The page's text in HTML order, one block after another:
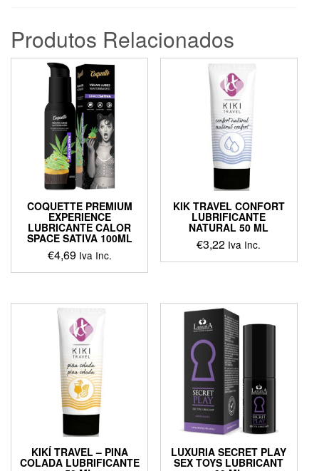
Produtos Relacionados
COQUETTE PREMIUM
EXPERIENCE
LUBRICANTE CALOR
SPACE SATIVA 100ML
€4,69 Iva Inc.
KIK TRAVEL CONFORT
LUBRIFICANTE
NATURAL 50 ML
€3,22 Iva Inc.
KIKÍ TRAVEL – PINA
COLADA LUBRIFICANTE
LUXURIA SECRET PLAY
SEX TOYS LUBRICANT